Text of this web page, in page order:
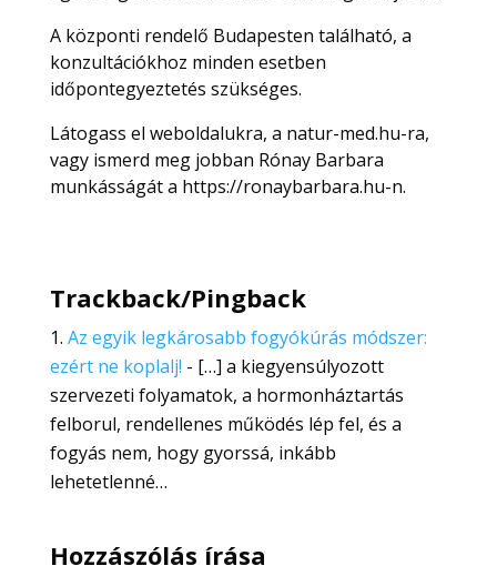
A központi rendelő Budapesten található, a
konzultációkhoz minden esetben
időpontegyeztetés szükséges.
Látogass el weboldalukra, a natur-med.hu-ra,
vagy ismerd meg jobban Rónay Barbara
munkásságát a https://ronaybarbara.hu-n.
Trackback/Pingback
Az egyik legkárosabb fogyókúrás módszer:
ezért ne koplalj! - […] a kiegyensúlyozott
szervezeti folyamatok, a hormonháztartás
felborul, rendellenes működés lép fel, és a
fogyás nem, hogy gyorssá, inkább
lehetetlenné…
Hozzászólás írása